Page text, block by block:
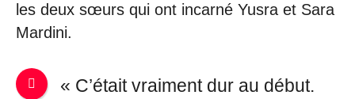
les deux sœurs qui ont incarné Yusra et Sara
Mardini.
« C’était vraiment dur au début.